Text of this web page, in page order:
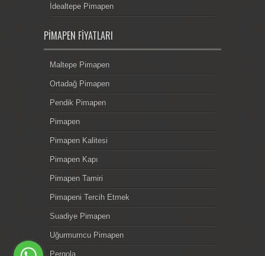
İdealtepe Pimapen
PIMAPEN FIYATLARI
Maltepe Pimapen
Ortadağ Pimapen
Pendik Pimapen
Pimapen
Pimapen Kalitesi
Pimapen Kapı
Pimapen Tamiri
Pimapeni Tercih Etmek
Suadiye Pimapen
Uğurmumcu Pimapen
Pergola